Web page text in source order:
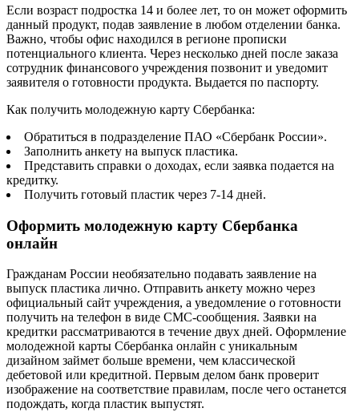
Если возраст подростка 14 и более лет, то он может оформить
данный продукт, подав заявление в любом отделении банка.
Важно, чтобы офис находился в регионе прописки
потенциального клиента. Через несколько дней после заказа
сотрудник финансового учреждения позвонит и уведомит
заявителя о готовности продукта. Выдается по паспорту.
Как получить молодежную карту Сбербанка:
Обратиться в подразделение ПАО «Сбербанк России».
Заполнить анкету на выпуск пластика.
Представить справки о доходах, если заявка подается на
кредитку.
Получить готовый пластик через 7-14 дней.
Оформить молодежную карту Сбербанка
онлайн
Гражданам России необязательно подавать заявление на
выпуск пластика лично. Отправить анкету можно через
официальный сайт учреждения, а уведомление о готовности
получить на телефон в виде СМС-сообщения. Заявки на
кредитки рассматриваются в течение двух дней. Оформление
молодежной карты Сбербанка онлайн с уникальным
дизайном займет больше времени, чем классической
дебетовой или кредитной. Первым делом банк проверит
изображение на соответствие правилам, после чего останется
подождать, когда пластик выпустят.